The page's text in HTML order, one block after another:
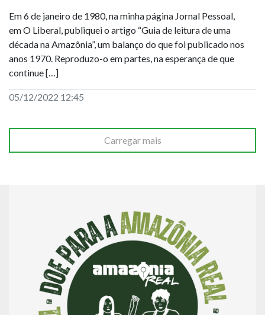
Em 6 de janeiro de 1980, na minha página Jornal Pessoal,
em O Liberal, publiquei o artigo “Guia de leitura de uma
década na Amazônia”, um balanço do que foi publicado nos
anos 1970. Reproduzo-o em partes, na esperança de que
continue […]
05/12/2022 12:45
Carregar mais